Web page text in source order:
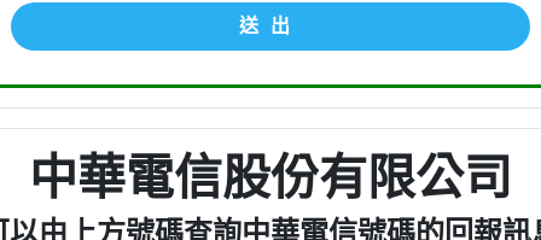
送出
中華電信股份有限公司
以由上方號碼查詢中華電信號碼的回報訊